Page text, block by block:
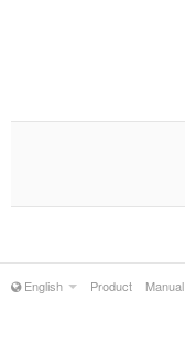
English Product Manual